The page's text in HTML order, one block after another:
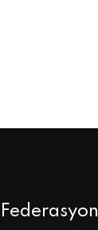
Federasyon